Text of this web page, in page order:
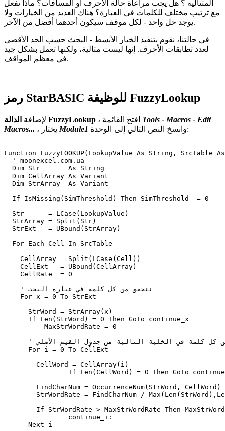
المتتالية ؟ هل يجب مراعاة حالة الأحرف أو المسافات؟ ماذا تفعل
مع ترتيب مختلف للكلمات في العبارة؟ هناك العديد من الخيارات ولا
يوجد حل واحد - لكل موقف سيكون أحدهما أفضل من الآخر.
في حالتنا، نقوم بتنفيذ الخيار الأبسط - البحث حسب الحد الأقصى
لعدد تطابقات الأحرف. إنها ليست مثالية، ولكنها تعمل بشكل جيد
في معظم المواقف.
رمز StarBASIC للوظيفة FuzzyLookup
لإضافة الدالة FuzzyLookup
Tools - Macros - Edit
Macros...
Module1 وانسخ النص التالي إلى الوحدة:
Function FuzzyLOOKUP(LookupValue As String,
  ' moonexcel.com.ua
  Dim Str       As String
  Dim CellArray As Variant
  Dim StrArray  As Variant
  If IsMissing(SimThreshold) Then SimThreshold  = 0
  Str      = LCase(LookupValue)
  StrArray = Split(Str)
  StrExt   = UBound(StrArray)
  For Each Cell In SrcTable
    CellArray = Split(LCase(Cell))
    CellExt   = UBound(CellArray)
    CellRate  = 0
    ' نتحقق من كل كلمة في عبارة البحث
    For x = 0 To StrExt
      StrWord = StrArray(x)
      If Len(StrWord) = 0 Then GoTo continue_x
      ' نتحقق من كل كلمة في الخلية التالية من جدول القيم الأصلي
      For i = 0 To CellExt
        CellWord = CellArray(i)
        FindCharNum = OccurrenceNum(StrWord, CellWord)
StrWordRate = FindCharNum /
If StrWordRate > MaxStrWordRate Then
      Next i